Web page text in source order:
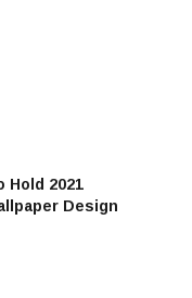
Hold 2021
Design